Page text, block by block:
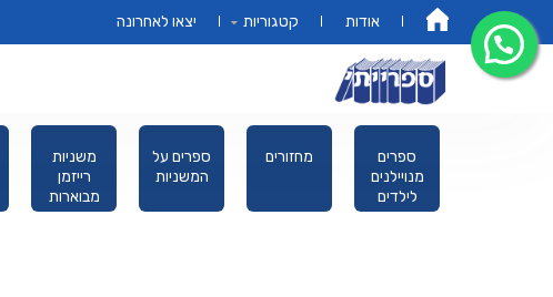
אודות קטגוריות יצאו לאחרונה
משניות
רייזמן
מבוארות
מהדורת כיס
ספרים על
המשניות
מחזורים
ספרים
מנויילנים
לילדים